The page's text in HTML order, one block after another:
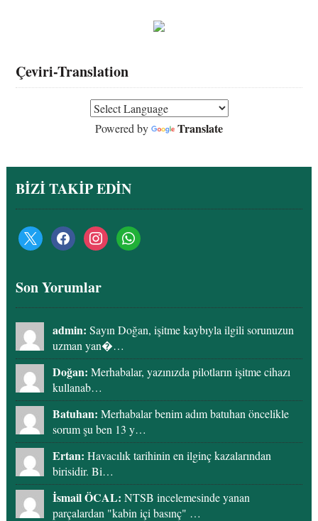
Çeviri-Translation
Powered by Translate
BİZİ TAKİP EDİN
x facebookinstagramwhatsapp
Son Yorumlar
admin: Sayın Doğan, işitme kaybıyla ilgili sorunuzun
uzman yan�…
Doğan: Merhabalar, yazınızda pilotların işitme cihazı
kullanab…
Batuhan: Merhabalar benim adım batuhan öncelikle
sorum şu ben 13 y…
Ertan: Havacılık tarihinin en ilginç kazalarından
birisidir. Bi…
İsmail ÖCAL: NTSB incelemesinde yanan
parçalardan "kabin içi basınç" …